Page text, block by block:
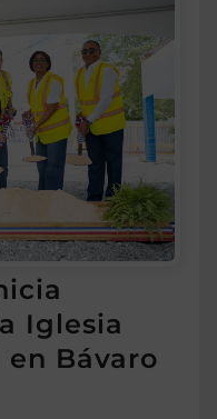
Iglesia
en Bávaro